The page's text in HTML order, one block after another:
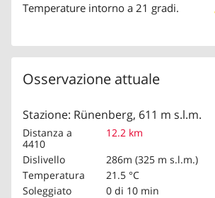
Temperature intorno a 21 gradi.
Osservazione attuale
Stazione: Rünenberg, 611 m s.l.m.
Distanza a
4410
12.2 km
Dislivello
286m (325 m s.l.m.)
Temperatura
21.5 °C
Soleggiato
0 di 10 min